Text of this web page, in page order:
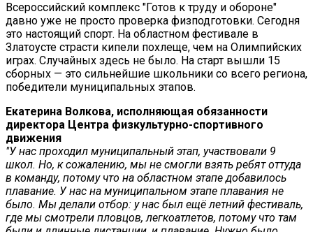
Всероссийский комплекс "Готов к труду и обороне"
давно уже не просто проверка физподготовки. Сегодня
это настоящий спорт. На областном фестивале в
Златоусте страсти кипели похлеще, чем на Олимпийских
играх. Случайных здесь не было. На старт вышли 15
сборных — это сильнейшие школьники со всего региона,
победители муниципальных этапов.
Екатерина Волкова, исполняющая обязанности
директора Центра физкультурно-спортивного
движения
"У нас проходил муниципальный этап, участвовали 9
школ. Но, к сожалению, мы не смогли взять ребят оттуда
в команду, потому что на областном этапе добавилось
плавание. У нас на муниципальном этапе плавания не
было. Мы делали отбор: у нас был ещё летний фестиваль,
где мы смотрели пловцов, легкоатлетов, потому что там